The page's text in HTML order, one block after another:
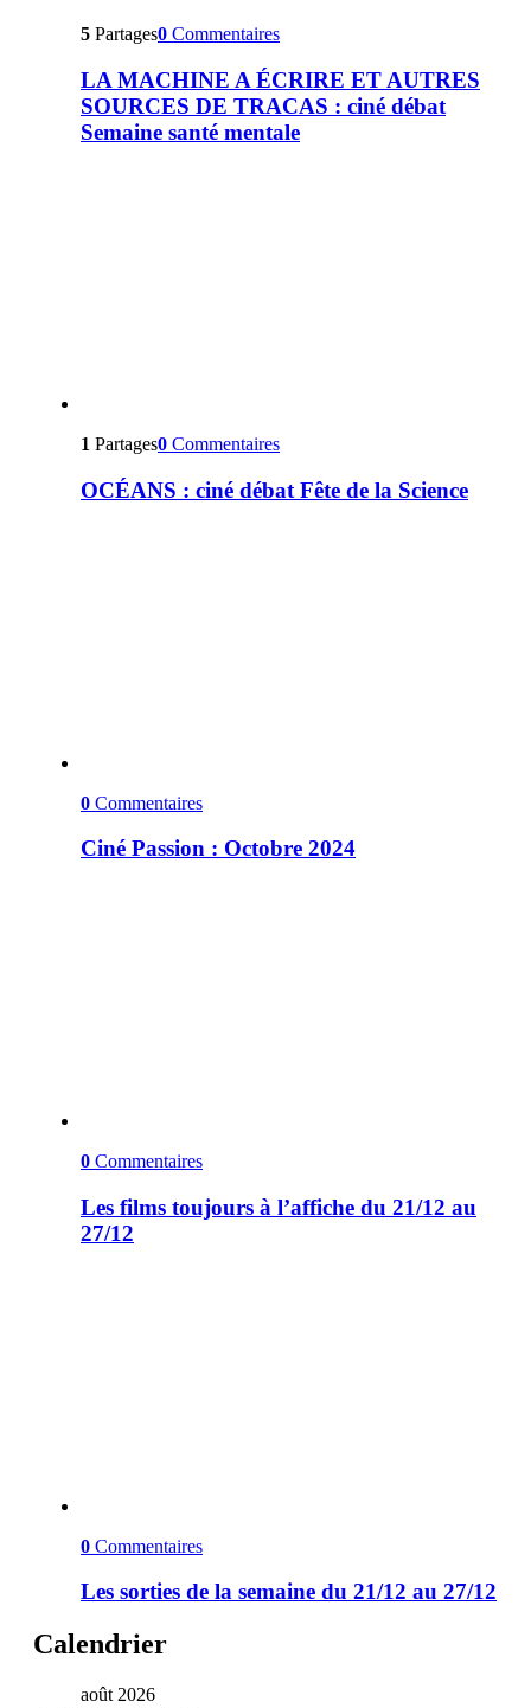
5 Partages0 Commentaires
LA MACHINE A ÉCRIRE ET AUTRES
SOURCES DE TRACAS : ciné débat
Semaine santé mentale
1 Partages0 Commentaires
OCÉANS : ciné débat Fête de la Science
0 Commentaires
Ciné Passion : Octobre 2024
0 Commentaires
Les films toujours à l’affiche du 21/12 au
27/12
0 Commentaires
Les sorties de la semaine du 21/12 au 27/12
Calendrier
août 2026